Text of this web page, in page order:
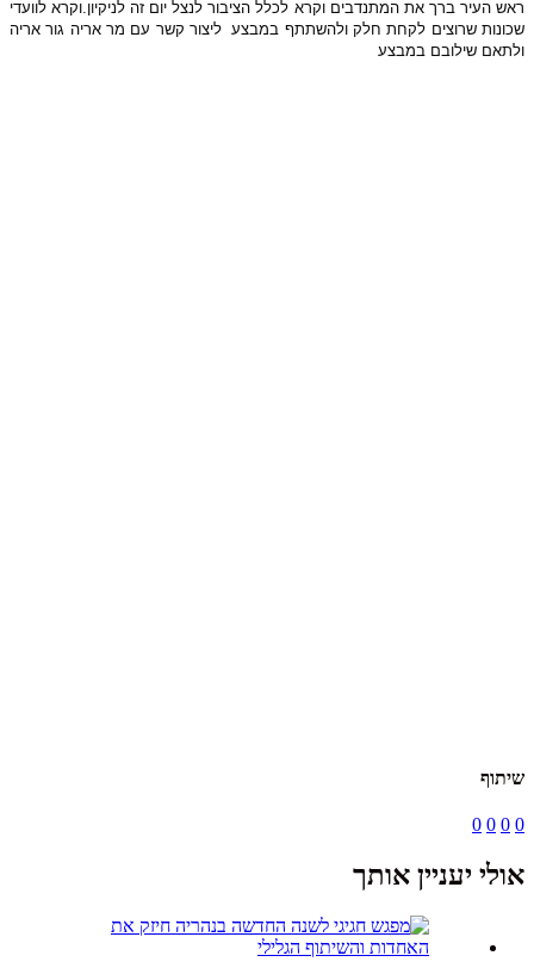
ראש העיר ברך את המתנדבים וקרא לכלל הציבור לנצל יום זה לניקיון.וקרא לוועדי
שכונות שרוצים לקחת חלק ולהשתתף במבצע ליצור קשר עם מר אריה גור אריה
ולתאם שילובם במבצע
שיתוף
0
0
0
0
אולי יעניין אותך